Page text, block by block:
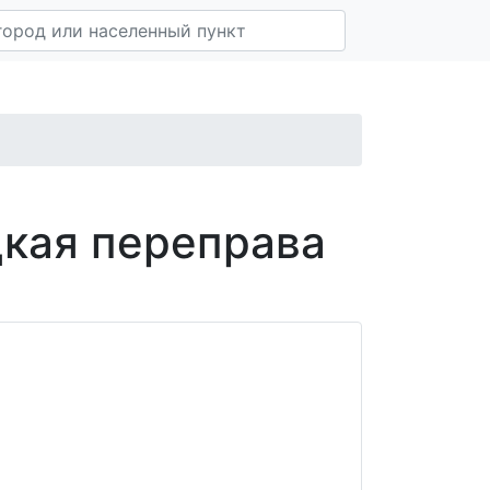
переправа